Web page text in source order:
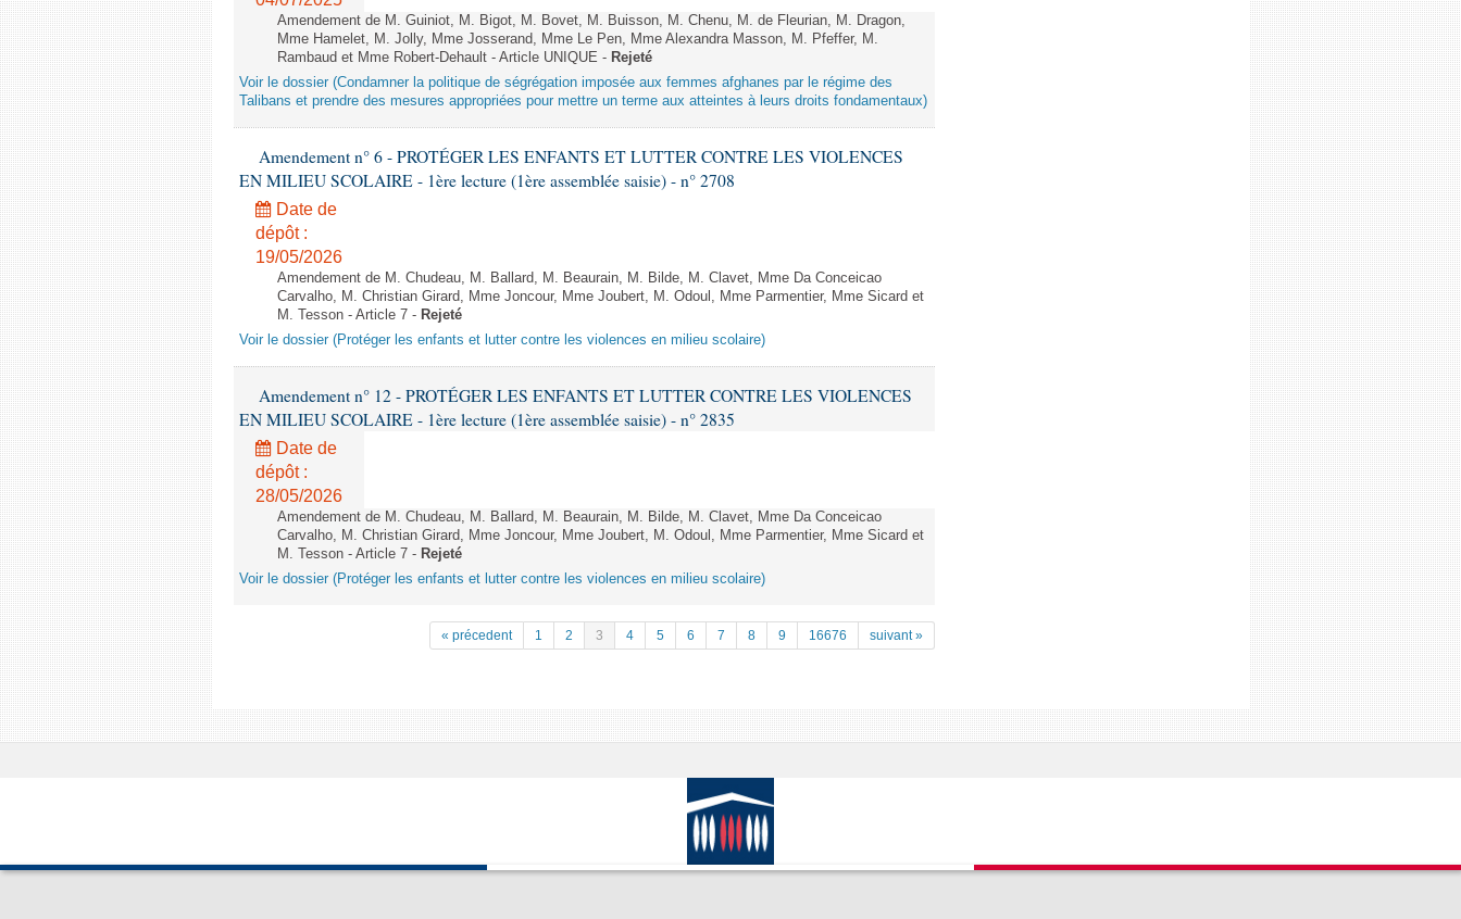
Amendement de M. Guiniot, M. Bigot, M. Bovet, M. Buisson, M. Chenu, M. de Fleurian, M. Dragon,
Mme Hamelet, M. Jolly, Mme Josserand, Mme Le Pen, Mme Alexandra Masson, M. Pfeffer, M.
Rambaud et Mme Robert-Dehault - Article UNIQUE - Rejeté
Voir le dossier (Condamner la politique de ségrégation imposée aux femmes afghanes par le régime des
Talibans et prendre des mesures appropriées pour mettre un terme aux atteintes à leurs droits fondamentaux)
Amendement n° 6 - PROTÉGER LES ENFANTS ET LUTTER CONTRE LES VIOLENCES
EN MILIEU SCOLAIRE - 1ère lecture (1ère assemblée saisie) - n° 2708
Date de
dépôt :
19/05/2026
Amendement de M. Chudeau, M. Ballard, M. Beaurain, M. Bilde, M. Clavet, Mme Da Conceicao
Carvalho, M. Christian Girard, Mme Joncour, Mme Joubert, M. Odoul, Mme Parmentier, Mme Sicard et
M. Tesson - Article 7 - Rejeté
Voir le dossier (Protéger les enfants et lutter contre les violences en milieu scolaire)
Amendement n° 12 - PROTÉGER LES ENFANTS ET LUTTER CONTRE LES VIOLENCES
EN MILIEU SCOLAIRE - 1ère lecture (1ère assemblée saisie) - n° 2835
Date de
dépôt :
28/05/2026
Amendement de M. Chudeau, M. Ballard, M. Beaurain, M. Bilde, M. Clavet, Mme Da Conceicao
Carvalho, M. Christian Girard, Mme Joncour, Mme Joubert, M. Odoul, Mme Parmentier, Mme Sicard et
M. Tesson - Article 7 - Rejeté
Voir le dossier (Protéger les enfants et lutter contre les violences en milieu scolaire)
« précedent 1 2 3 4 5 6 7 8 9 16676 suivant »